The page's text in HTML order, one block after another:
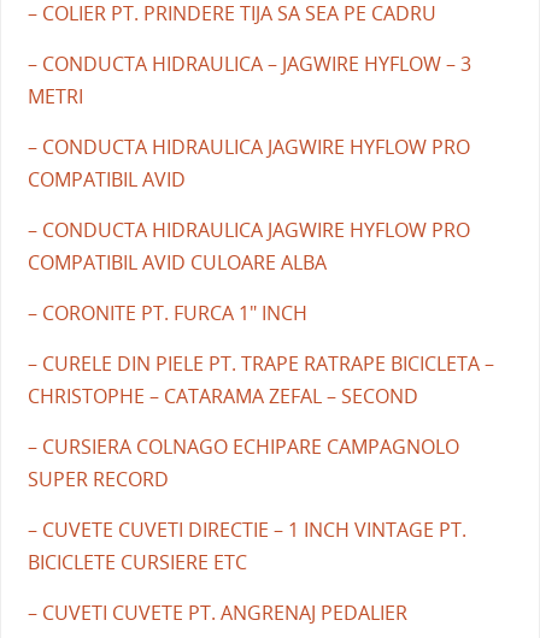
– COLIER PT. PRINDERE TIJA SA SEA PE CADRU
– CONDUCTA HIDRAULICA – JAGWIRE HYFLOW – 3
METRI
– CONDUCTA HIDRAULICA JAGWIRE HYFLOW PRO
COMPATIBIL AVID
– CONDUCTA HIDRAULICA JAGWIRE HYFLOW PRO
COMPATIBIL AVID CULOARE ALBA
– CORONITE PT. FURCA 1" INCH
– CURELE DIN PIELE PT. TRAPE RATRAPE BICICLETA –
CHRISTOPHE – CATARAMA ZEFAL – SECOND
– CURSIERA COLNAGO ECHIPARE CAMPAGNOLO
SUPER RECORD
– CUVETE CUVETI DIRECTIE – 1 INCH VINTAGE PT.
BICICLETE CURSIERE ETC
– CUVETI CUVETE PT. ANGRENAJ PEDALIER